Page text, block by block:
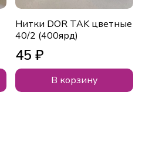
Нитки DOR TAK цветные
40/2 (400ярд)
45 ₽
В корзину